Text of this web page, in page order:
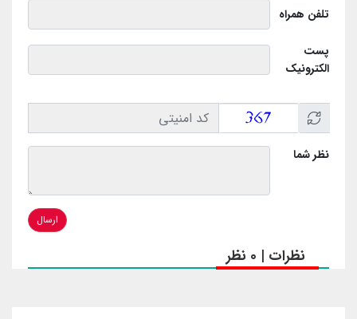
تلفن همراه
پست
الکترونیک
نظر شما
ارسال
نظرات | 0 نظر